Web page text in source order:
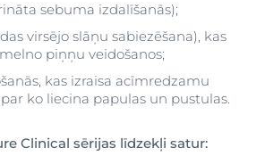
sebuma izdalīšanās);
virsējo slāņu sabiezēšana), kas
piņņu veidošanos;
kas izraisa acīmredzamu
ko liecina papulas un pustulas.
Clinical sērijas līdzekļi satur: